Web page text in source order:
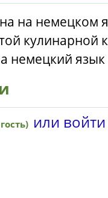
на немецком
кулинарной
немецкий